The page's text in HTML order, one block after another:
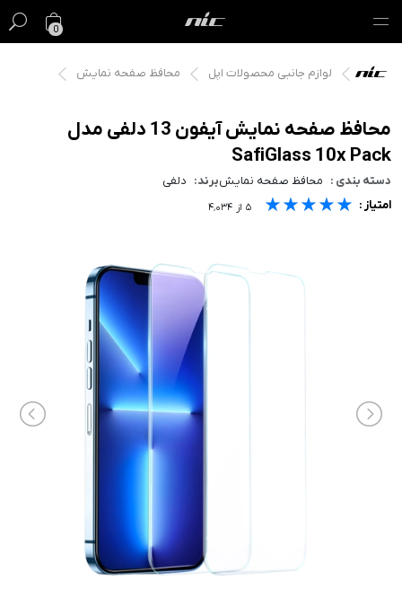
0
گیفت کارت
فروش ویژه
مک
آیفون
خواندنی ها
لوازم جانبی محصولات اپل محافظ صفحه نمایش
محافظ صفحه نمایش آیفون 13 دلفی مدل
SafiGlass 10x Pack
دسته بندی : محافظ صفحه نمایشبرند: دلفی
امتیاز : ★★★★★
★★★★★
★★★★★ ۵ از ۴٬۰۳۴